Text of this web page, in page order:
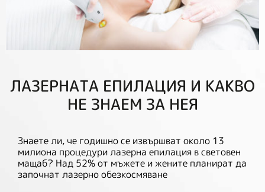
ЛАЗЕРНАТА ЕПИЛАЦИЯ И КАКВО
НЕ ЗНАЕМ ЗА НЕЯ
Знаете ли, че годишно се извършват около 13
милиона процедури лазерна епилация в световен
мащаб? Над 52% от мъжете и жените планират да
започнат лазерно обезкосмяване